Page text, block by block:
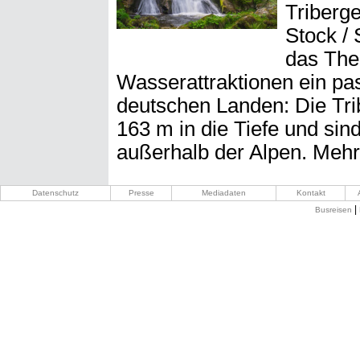
Stock /
das
Wasserattraktionen ein
deutschen Landen: Die
163 m in die Tiefe und
außerhalb der Alpen.
Datenschutz Presse Mediadaten Kontakt
Busreisen